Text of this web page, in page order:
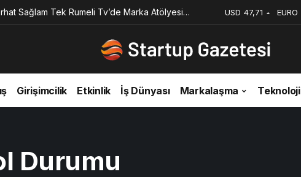
Hangi Veriyi Veriyorsun? Asıl Risk Ürettiğin USD 47,71 EURO
Girişimcilik Etkinlik İş Dünyası Markalaşma Teknoloji
Durumu